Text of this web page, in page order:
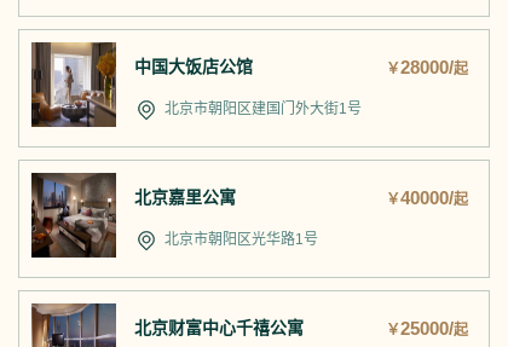
中国大饭店公馆 ￥28000/起
北京市朝阳区建国门外大街1号
北京嘉里公寓 ￥40000/起
北京市朝阳区光华路1号
北京财富中心千禧公寓 ￥25000/起